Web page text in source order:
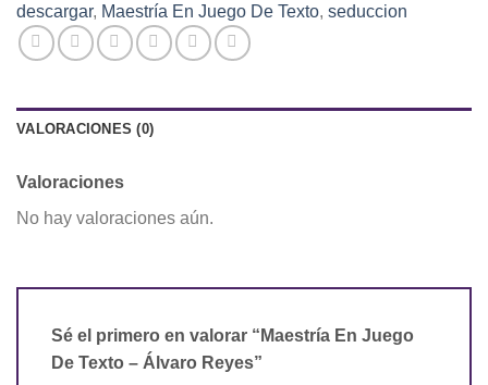
descargar, Maestría En Juego De Texto, seduccion
VALORACIONES (0)
Valoraciones
No hay valoraciones aún.
Sé el primero en valorar “Maestría En Juego
De Texto – Álvaro Reyes”